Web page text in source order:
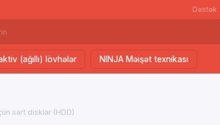
Dəstək
(ağıllı) lövhələr NINJA Məişət texnikası
sərt disklər (HDD)